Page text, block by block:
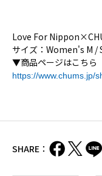
Love For
サイズ：Women's M /
▼商品ページはこちら
https://www.chums.jp/
SHARE：